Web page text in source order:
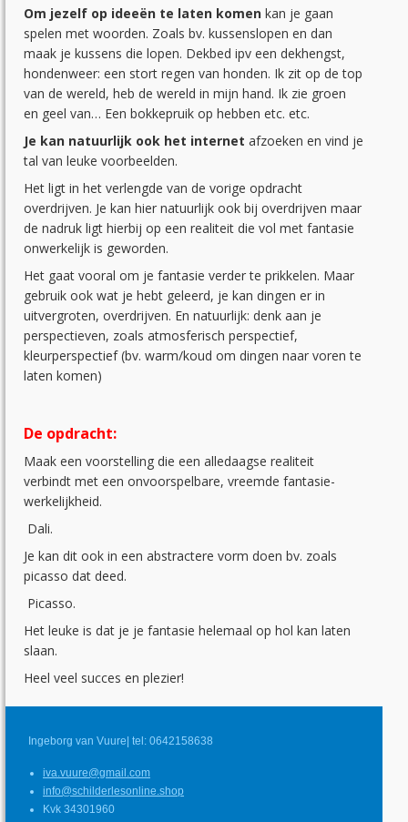
Om jezelf op ideeën te laten komen kan je gaan
spelen met woorden. Zoals bv. kussenslopen en dan
maak je kussens die lopen. Dekbed ipv een dekhengst,
hondenweer: een stort regen van honden. Ik zit op de top
van de wereld, heb de wereld in mijn hand. Ik zie groen
en geel van… Een bokkepruik op hebben etc. etc.
Je kan natuurlijk ook het internet afzoeken en vind je
tal van leuke voorbeelden.
Het ligt in het verlengde van de vorige opdracht
overdrijven. Je kan hier natuurlijk ook bij overdrijven maar
de nadruk ligt hierbij op een realiteit die vol met fantasie
onwerkelijk is geworden.
Het gaat vooral om je fantasie verder te prikkelen. Maar
gebruik ook wat je hebt geleerd, je kan dingen er in
uitvergroten, overdrijven. En natuurlijk: denk aan je
perspectieven, zoals atmosferisch perspectief,
kleurperspectief (bv. warm/koud om dingen naar voren te
laten komen)
De opdracht:
Maak een voorstelling die een alledaagse realiteit
verbindt met een onvoorspelbare, vreemde fantasie-
werkelijkheid.
Dali.
Je kan dit ook in een abstractere vorm doen bv. zoals
picasso dat deed.
Picasso.
Het leuke is dat je je fantasie helemaal op hol kan laten
slaan.
Heel veel succes en plezier!
Ingeborg van Vuure| tel: 0642158638
iva.vuure@gmail.com
info@schilderlesonline.shop
Kvk 34301960